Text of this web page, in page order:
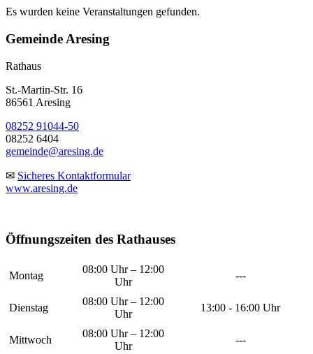
Es wurden keine Veranstaltungen gefunden.
Gemeinde Aresing
Rathaus
St.-Martin-Str. 16
86561 Aresing
08252 91044-50
08252 6404
gemeinde@aresing.de
✉ Sicheres Kontaktformular
www.aresing.de
Öffnungszeiten des Rathauses
Montag
08:00 Uhr – 12:00
Uhr
---
Dienstag
08:00 Uhr – 12:00
Uhr
13:00 - 16:00 Uhr
Mittwoch
08:00 Uhr – 12:00
Uhr
---